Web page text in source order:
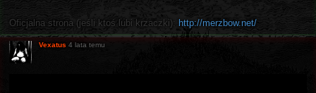
Oficjalna strona (jeśli ktoś lubi krzaczki): http://merzbow.net/
Vexatus 4 lata temu